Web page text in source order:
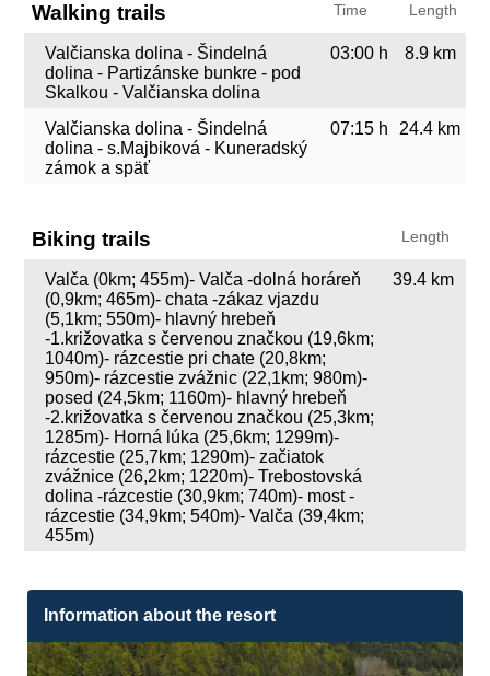
Walking trails Time Length
Valčianska dolina - Šindelná
dolina - Partizánske bunkre - pod
Skalkou - Valčianska dolina
03:00 h 8.9 km
Valčianska dolina - Šindelná
dolina - s.Majbiková - Kuneradský
zámok a späť
07:15 h 24.4 km
Biking trails Length
Valča (0km; 455m)- Valča -dolná horáreň
(0,9km; 465m)- chata -zákaz vjazdu
(5,1km; 550m)- hlavný hrebeň
-1.križovatka s červenou značkou (19,6km;
1040m)- rázcestie pri chate (20,8km;
950m)- rázcestie zvážnic (22,1km; 980m)-
posed (24,5km; 1160m)- hlavný hrebeň
-2.križovatka s červenou značkou (25,3km;
1285m)- Horná lúka (25,6km; 1299m)-
rázcestie (25,7km; 1290m)- začiatok
zvážnice (26,2km; 1220m)- Trebostovská
dolina -rázcestie (30,9km; 740m)- most -
rázcestie (34,9km; 540m)- Valča (39,4km;
455m)
39.4 km
Information about the resort